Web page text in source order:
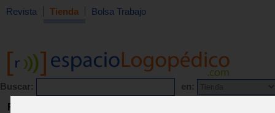
Revista Tienda Bolsa Trabajo
Buscar: en:
Revista